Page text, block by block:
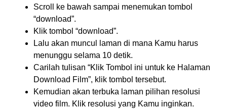
Scroll ke bawah sampai menemukan tombol
“download”.
Klik tombol “download”.
Lalu akan muncul laman di mana Kamu harus
menunggu selama 10 detik.
Carilah tulisan “Klik Tombol ini untuk ke Halaman
Download Film”, klik tombol tersebut.
Kemudian akan terbuka laman pilihan resolusi
video film. Klik resolusi yang Kamu inginkan.